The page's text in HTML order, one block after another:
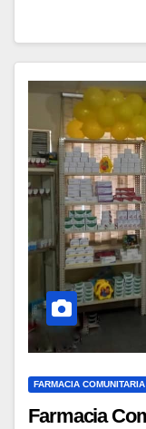
FARMACIA COMUNITARIA
Farmacia